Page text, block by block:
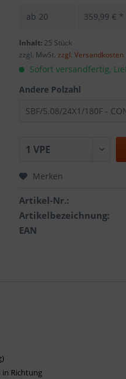
ab 20 359,99 € *
Inhalt: 25 Stück
zzgl. MwSt.zzgl. Versandkosten
Sofort versandfertig,
Andere Polzahl
Merken
Artikel-Nr.:
Artikelbezeichnung:
EAN
in Richtung